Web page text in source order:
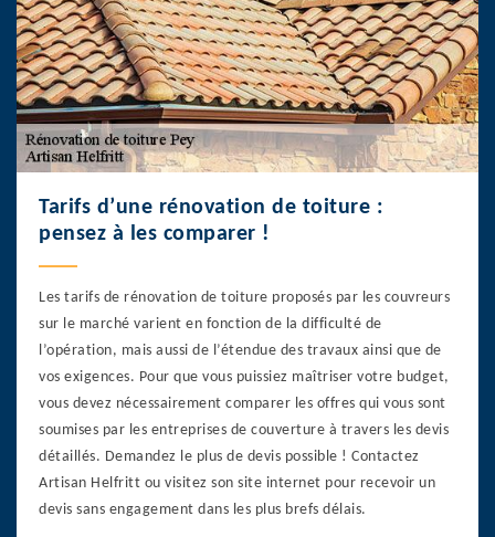
Tarifs d’une rénovation de toiture :
pensez à les comparer !
Les tarifs de rénovation de toiture proposés par les couvreurs
sur le marché varient en fonction de la difficulté de
l’opération, mais aussi de l’étendue des travaux ainsi que de
vos exigences. Pour que vous puissiez maîtriser votre budget,
vous devez nécessairement comparer les offres qui vous sont
soumises par les entreprises de couverture à travers les devis
détaillés. Demandez le plus de devis possible ! Contactez
Artisan Helfritt ou visitez son site internet pour recevoir un
devis sans engagement dans les plus brefs délais.